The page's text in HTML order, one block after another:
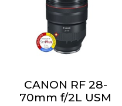
CANON RF 28-
70mm f/2L USM